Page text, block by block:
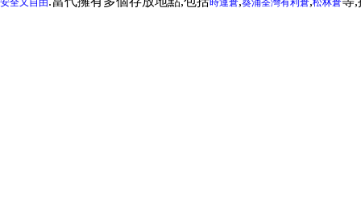
安全又自由 時運倉 葵涌荃灣有利倉 松林倉